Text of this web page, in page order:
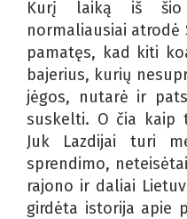
Kurį laiką iš šio
normaliausiai atrodė
pamatęs, kad kiti
bajerius, kurių
jėgos, nutarė ir
suskelti. O čia kaip
Juk Lazdijai turi
sprendimo,
rajono ir daliai
girdėta istorija apie